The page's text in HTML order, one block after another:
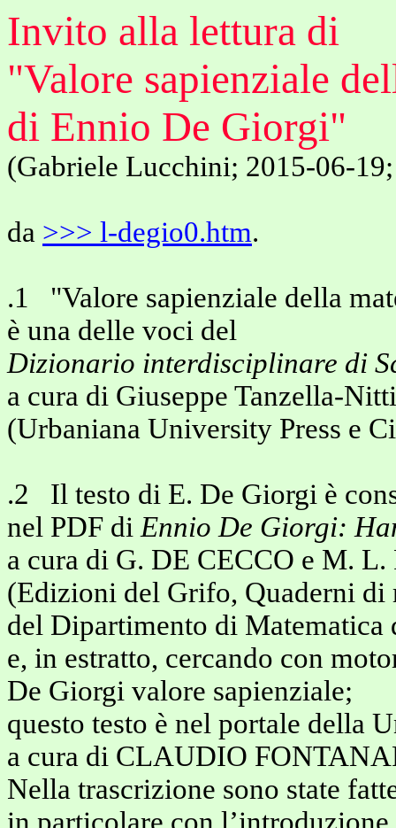
Invito alla lettura di
"Valore sapienziale
di Ennio De Giorgi"
(Gabriele Lucchini; 2015-06-
da >>> l-degio0.htm.
.1 "Valore sapienziale della
è una delle voci del
Dizionario interdisciplinare di
a cura di Giuseppe Tanzella-
(Urbaniana University Press e
.2 Il testo di E. De Giorgi è
nel PDF di Ennio De Giorgi:
a cura di G. DE CECCO e M. L.
(Edizioni del Grifo, Quaderni di
del Dipartimento di
e, in estratto, cercando con
De Giorgi valore sapienziale;
questo testo è nel portale della
a cura di CLAUDIO
Nella trascrizione sono state